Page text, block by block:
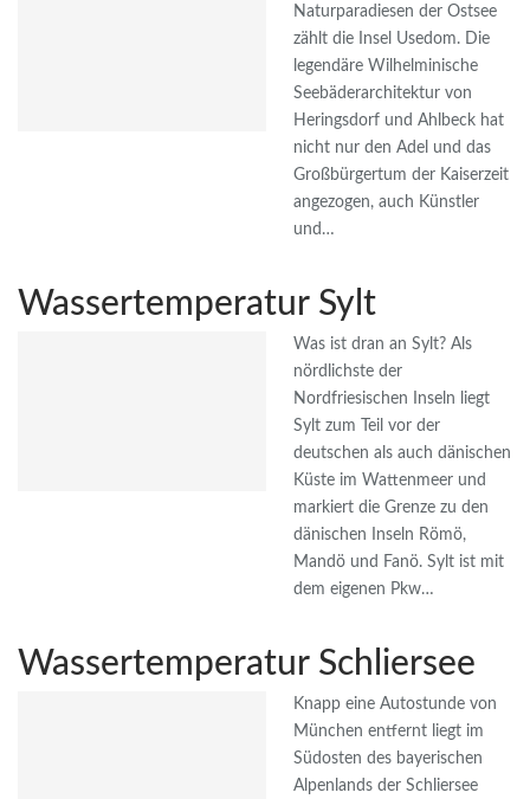
Naturparadiesen der Ostsee
zählt die Insel Usedom. Die
legendäre Wilhelminische
Seebäderarchitektur von
Heringsdorf und Ahlbeck hat
nicht nur den Adel und das
Großbürgertum der Kaiserzeit
angezogen, auch Künstler
und…
Wassertemperatur Sylt
Was ist dran an Sylt? Als
nördlichste der
Nordfriesischen Inseln liegt
Sylt zum Teil vor der
deutschen als auch dänischen
Küste im Wattenmeer und
markiert die Grenze zu den
dänischen Inseln Römö,
Mandö und Fanö. Sylt ist mit
dem eigenen Pkw…
Wassertemperatur Schliersee
Knapp eine Autostunde von
München entfernt liegt im
Südosten des bayerischen
Alpenlands der Schliersee